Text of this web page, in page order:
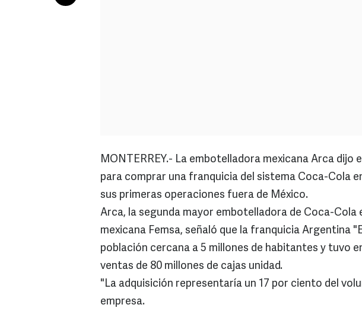
MONTERREY.- La embotelladora mexicana Arca dijo
para comprar una franquicia del sistema Coca-Cola
sus primeras operaciones fuera de México.
Arca, la segunda mayor embotelladora de Coca-Cola
mexicana Femsa, señaló que la franquicia Argentina
población cercana a 5 millones de habitantes y tuvo
ventas de 80 millones de cajas unidad.
"La adquisición representaría un 17 por ciento del
empresa.